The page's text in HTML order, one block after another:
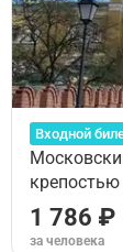
Входной
1 786 ₽
за человека